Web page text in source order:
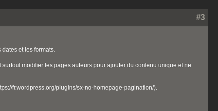
#3
et les formats.
modifier les pages auteurs pour ajouter du contenu unique et ne
fr.wordpress.org/plugins/sx-no-homepage-pagination/).